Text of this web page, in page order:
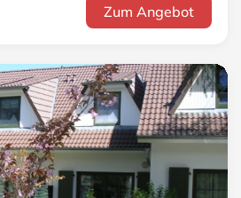
Zum Angebot